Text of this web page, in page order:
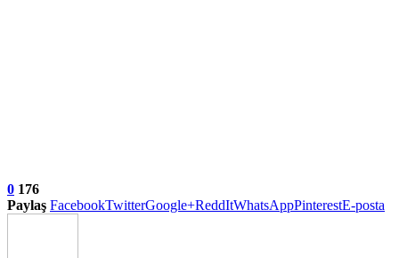
0 176
Paylaş FacebookTwitterGoogle+ReddItWhatsAppPinterestE-posta